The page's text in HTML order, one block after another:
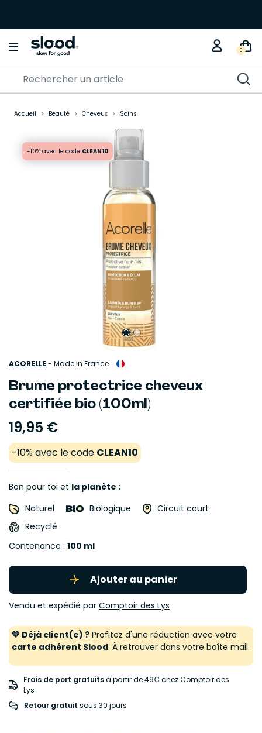
0
Accueil Beauté Cheveux Soins
-10% avec le code CLEAN10
ACORELLE - Made in France
Brume protectrice cheveux
certifiée bio (100ml)
19,95 €
-10% avec le code CLEAN10
Bon pour toi et la planète :
Naturel
Biologique
Circuit court
Recyclé
Contenance : 100 ml
Ajouter au panier
Vendu et expédié par Comptoir des Lys
💚 Déjà client(e) ? Profitez d'une réduction avec votre
carte adhérent Slood. À retrouver dans votre boîte mail.
Frais de port gratuitsà partir de 49€ chez Comptoir des
Lys
Retour gratuit sous 30 jours